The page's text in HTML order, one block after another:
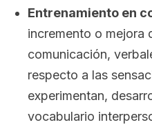
Entrenamiento en
incremento o mejora
comunicación,
respecto a las
experimentan,
vocabulario